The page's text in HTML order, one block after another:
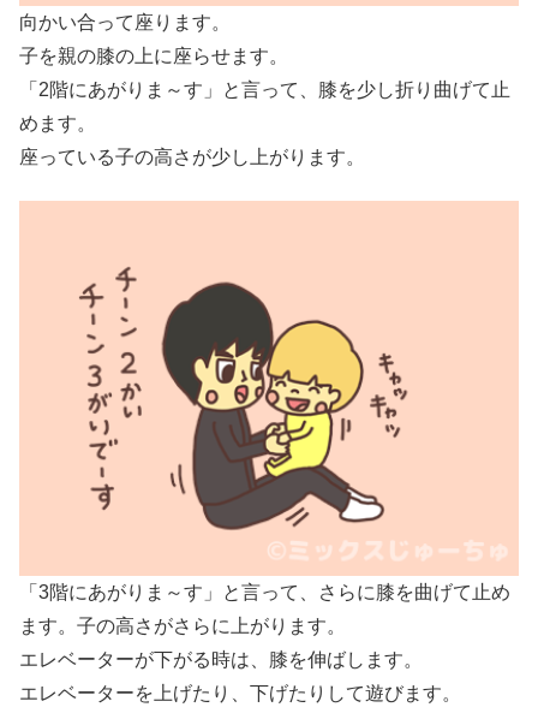
向かい合って座ります。
子を親の膝の上に座らせます。
「2階にあがりま～す」と言って、膝を少し折り曲げて止
めます。
座っている子の高さが少し上がります。
「3階にあがりま～す」と言って、さらに膝を曲げて止め
ます。子の高さがさらに上がります。
エレベーターが下がる時は、膝を伸ばします。
エレベーターを上げたり、下げたりして遊びます。